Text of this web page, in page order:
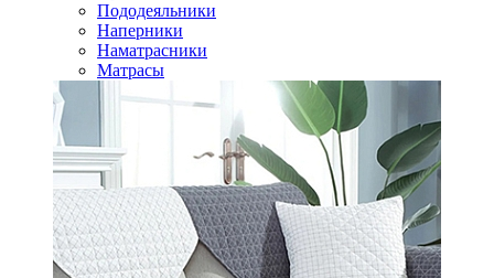
Пододеяльники
Наперники
Наматрасники
Матрасы